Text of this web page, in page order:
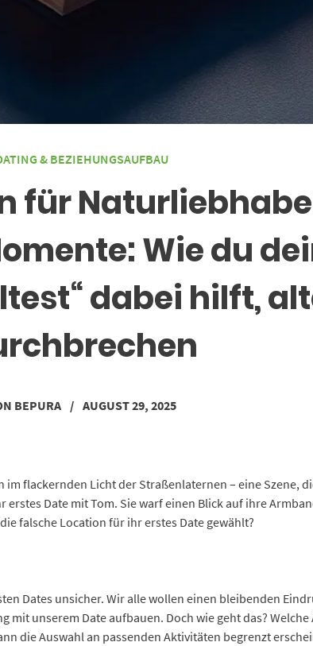
& BEZIEHUNGSAUFBAU
für
Wie du
dabei hilft,
BEPURA / AUGUST 29, 2025
flackernden Licht der Straßenlaternen – eine Szene,
Date mit Tom. Sie warf einen Blick auf ihre
falsche Location für ihr erstes Date gewählt?
Dates unsicher. Wir alle wollen einen bleibenden
unserem Date aufbauen. Doch wie geht das?
die Auswahl an passenden Aktivitäten begrenzt